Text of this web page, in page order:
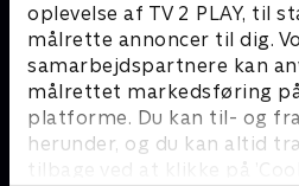
oplevelse af TV 2 PLAY, til
målrette annoncer til dig.
samarbejdspartnere kan
målrettet markedsføring
platforme. Du kan til- og
herunder, og du kan altid
tilbage ved at klikke på
Maria Wern
Krimi & Spænding • 3 sæsoner